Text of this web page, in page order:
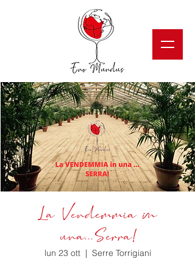
La Vendemmia in
una...Serra!
lun 23 ott
  |
Serre Torrigiani